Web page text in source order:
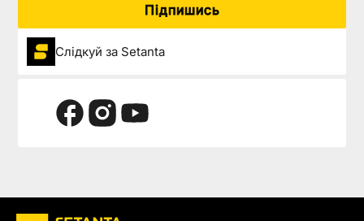
Підпишись
Слідкуй за Setanta